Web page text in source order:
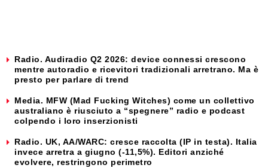
Radio. Audiradio Q2 2026: device connessi crescono
mentre autoradio e ricevitori tradizionali arretrano. Ma è
presto per parlare di trend
Media. MFW (Mad Fucking Witches) come un collettivo
australiano è riusciuto a “spegnere” radio e podcast
colpendo i loro inserzionisti
Radio. UK, AA/WARC: cresce raccolta (IP in testa). Italia
invece arretra a giugno (-11,5%). Editori anziché
evolvere, restringono perimetro